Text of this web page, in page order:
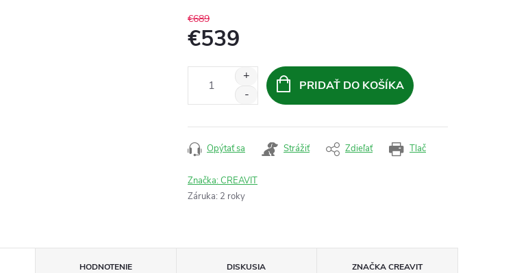
€689
€539
PRIDAŤ DO KOŠÍKA
Tlač
Opýtať sa Strážiť Zdieľať
Značka:CREAVIT
Záruka: 2 roky
HODNOTENIE DISKUSIA ZNAČKACREAVIT